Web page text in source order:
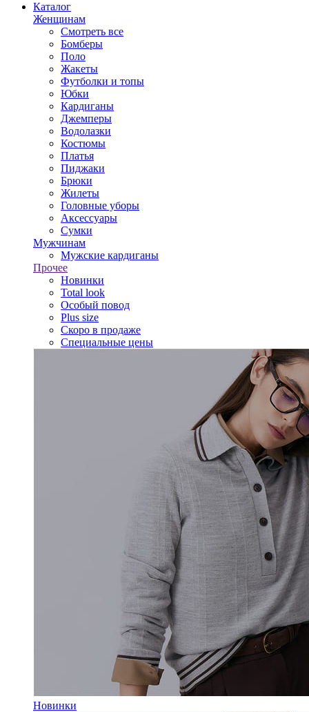
Каталог
Женщинам
Смотреть все
Бомберы
Поло
Жакеты
Футболки и топы
Юбки
Кардиганы
Джемперы
Водолазки
Костюмы
Платья
Пиджаки
Брюки
Жилеты
Головные уборы
Аксессуары
Сумки
Мужчинам
Мужские кардиганы
Прочее
Новинки
Total look
Особый повод
Plus size
Скоро в продаже
Специальные цены
Новинки